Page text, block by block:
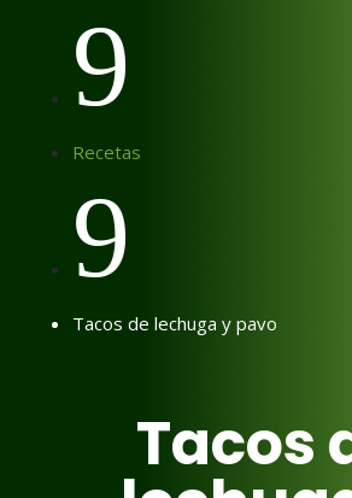
9
Recetas
9
Tacos de lechuga y pavo
Tacos